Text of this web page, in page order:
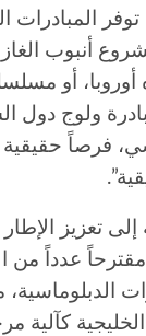
توفر المبادرات
أنبوب الغاز
أوروبا، أو
ولوج دول
فرصاً حقيقية
إلى تعزيز
عدداً من
الدبلوماسية،
الخليجية كآلية